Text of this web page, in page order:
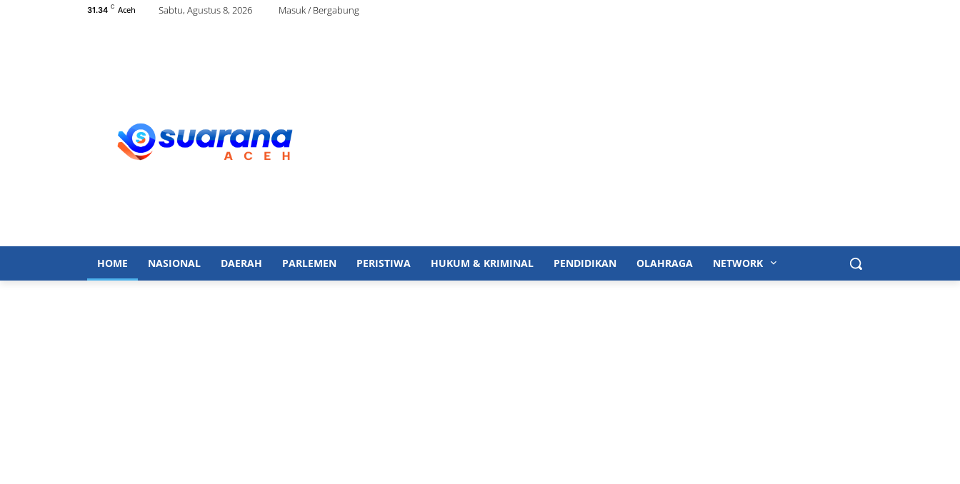
31.34 C Aceh Sabtu, Agustus 8, 2026 Masuk / Bergabung
HOME NASIONAL DAERAH PARLEMEN PERISTIWA HUKUM & KRIMINAL PENDIDIKAN OLAHRAGA NETWORK